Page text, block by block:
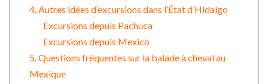
4. Autres idées d’excursions dans l’État d’Hidalgo
Excursions depuis Pachuca
Excursions depuis Mexico
5. Questions fréquentes sur la balade à cheval au
Mexique